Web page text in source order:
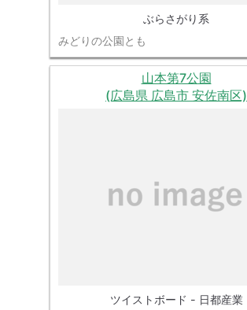
ぶらさがり系
みどりの公園とも
山本第7公園
(広島県 広島市 安佐南区)
ツイストボード - 日都産業